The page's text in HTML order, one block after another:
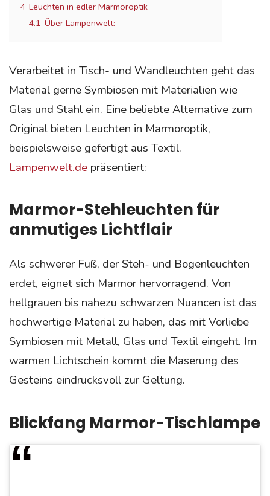
4 Leuchten in edler Marmoroptik
4.1 Über Lampenwelt:
Verarbeitet in Tisch- und Wandleuchten geht das
Material gerne Symbiosen mit Materialien wie
Glas und Stahl ein. Eine beliebte Alternative zum
Original bieten Leuchten in Marmoroptik,
beispielsweise gefertigt aus Textil.
Lampenwelt.de präsentiert:
Marmor-Stehleuchten für
anmutiges Lichtflair
Als schwerer Fuß, der Steh- und Bogenleuchten
erdet, eignet sich Marmor hervorragend. Von
hellgrauen bis nahezu schwarzen Nuancen ist das
hochwertige Material zu haben, das mit Vorliebe
Symbiosen mit Metall, Glas und Textil eingeht. Im
warmen Lichtschein kommt die Maserung des
Gesteins eindrucksvoll zur Geltung.
Blickfang Marmor-Tischlampe